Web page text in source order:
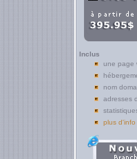
Inclus
une page
nom
adresses
plus d'info